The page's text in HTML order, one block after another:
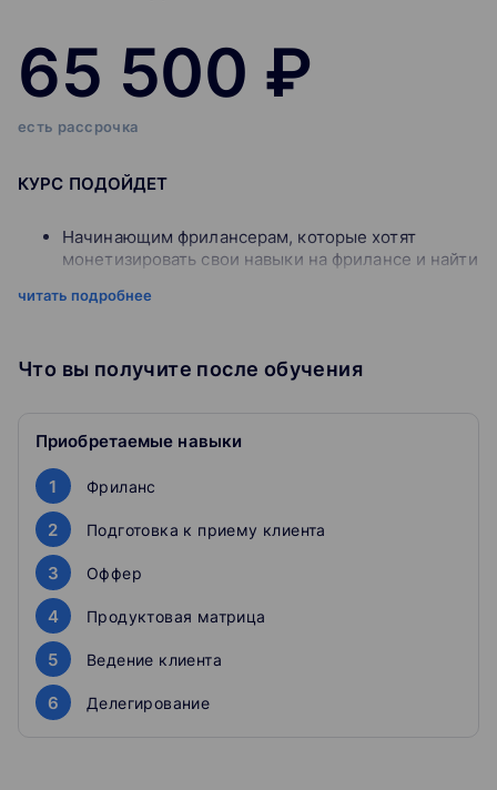
65 500 ₽
есть рассрочка
КУРС ПОДОЙДЕТ
Начинающим фрилансерам, которые хотят
монетизировать свои навыки на фрилансе и найти
Фрилансерам, которые уже ведут клиентов, но
Предпринимателям, готовым сделать скачок
Идеально подходит для маркетинга, инфобиза,
услуг
ДЛЯ ТЕХ, КОМУ НУЖЕН РОСТ ДОХОДОВ БЕЗ
ДЕНЕЖНЫХ ПОТЕРЬ И ВЫГОРАНИЯ
Вы будете знать, как привлечь клиентов, перестроить
свой график, организовать найм и работу
специалистов, настроить бизнес-процессы (продажи,
исполнение заказов, обслуживание), обезопасить себя
от финансовых потерь и юридических рисков
читать подробнее
Что вы получите после обучения
Приобретаемые навыки
1 Фриланс
2 Подготовка к приему клиента
3 Оффер
4 Продуктовая матрица
5 Ведение клиента
6 Делегирование